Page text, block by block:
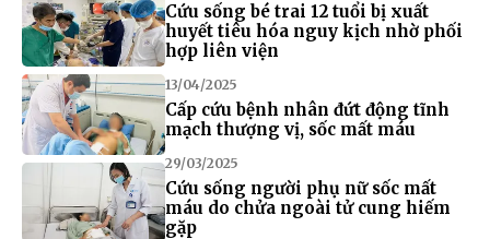
Cứu sống bé trai 12 tuổi bị xuất
huyết tiêu hóa nguy kịch nhờ phối
hợp liên viện
13/04/2025
Cấp cứu bệnh nhân đứt động tĩnh
mạch thượng vị, sốc mất máu
29/03/2025
Cứu sống người phụ nữ sốc mất
máu do chửa ngoài tử cung hiếm
gặp